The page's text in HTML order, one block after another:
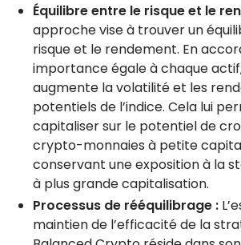
Équilibre entre le risque et le
approche vise à trouver un
risque et le rendement. En
importance égale à chaque
augmente la volatilité et les
potentiels de l’indice. Cela lui
capitaliser sur le potentiel de
crypto-monnaies à petite
conservant une exposition à la
à plus grande capitalisation.
Processus de rééquilibrage :
maintien de l’efficacité de la